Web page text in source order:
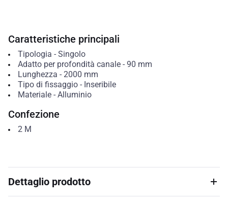
Caratteristiche principali
Tipologia - Singolo
Adatto per profondità canale- 90 mm
Lunghezza - 2000 mm
Tipo di fissaggio- Inseribile
Materiale- Alluminio
Confezione
2 M
Dettaglio prodotto